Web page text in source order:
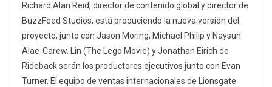
Richard Alan Reid, director de contenido global y director de
BuzzFeed Studios, está produciendo la nueva versión del
proyecto, junto con Jason Moring, Michael Philip y Naysun
Alae-Carew. Lin (The Lego Movie) y Jonathan Eirich de
Rideback serán los productores ejecutivos junto con Evan
Turner. El equipo de ventas internacionales de Lionsgate